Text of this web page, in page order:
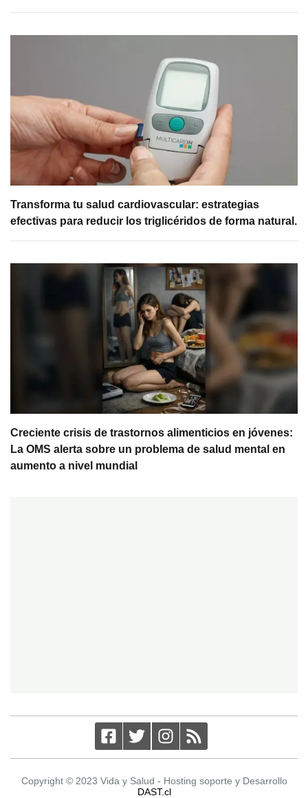
Transforma tu salud cardiovascular: estrategias
efectivas para reducir los triglicéridos de forma natural.
Creciente crisis de trastornos alimenticios en jóvenes:
La OMS alerta sobre un problema de salud mental en
aumento a nivel mundial
Copyright © 2023 Vida y Salud - Hosting soporte y Desarrollo
DAST.cl